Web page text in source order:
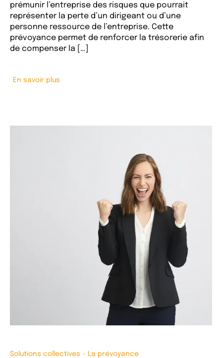
prémunir l’entreprise des risques que pourrait
représenter la perte d’un dirigeant ou d’une
personne ressource de l’entreprise. Cette
prévoyance permet de renforcer la trésorerie afin
de compenser la […]
En savoir plus
Solutions collectives - La prévoyance